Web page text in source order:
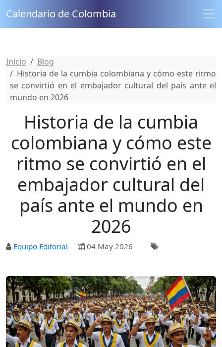
Calendario de Colombia
Inicio
Blog
Historia de la cumbia colombiana y cómo este ritmo
se convirtió en el embajador cultural del país ante el
mundo en 2026
Historia de la cumbia
colombiana y cómo este
ritmo se convirtió en el
embajador cultural del
país ante el mundo en
2026
Equipo Editorial 04 May 2026